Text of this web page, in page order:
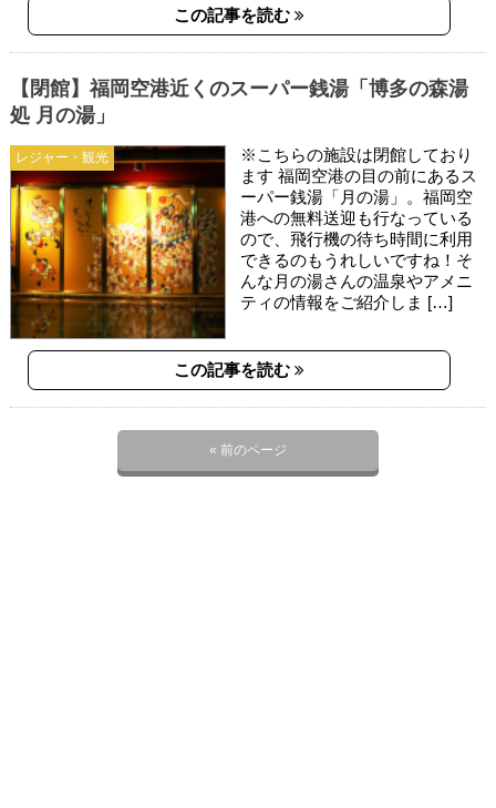
この記事を読む
レジャー・観光
【閉館】福岡空港近くのスーパー銭湯「博多の森湯
処 月の湯」
※こちらの施設は閉館しており
ます 福岡空港の目の前にあるス
ーパー銭湯「月の湯」。福岡空
港への無料送迎も行なっている
ので、飛行機の待ち時間に利用
できるのもうれしいですね！そ
んな月の湯さんの温泉やアメニ
ティの情報をご紹介しま […]
この記事を読む
« 前のページ